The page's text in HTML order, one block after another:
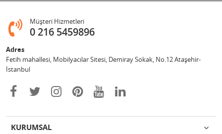
Müşteri Hizmetleri
0 216 5459896
Adres
Fetih mahallesi, Mobilyacılar Sitesi, Demiray Sokak, No.12 Ataşehir-
İstanbul
KURUMSAL